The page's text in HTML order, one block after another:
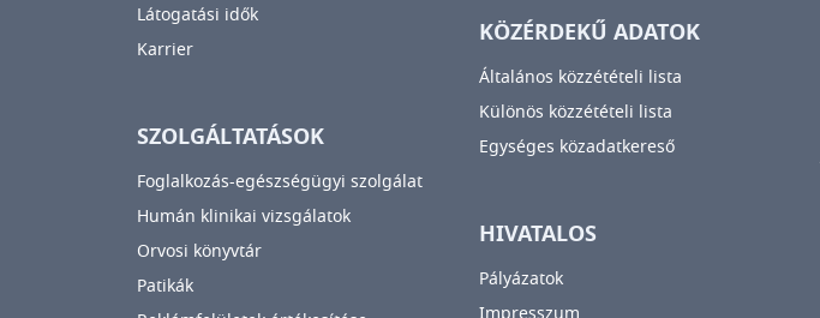
Látogatási idők
Karrier
SZOLGÁLTATÁSOK
Foglalkozás-egészségügyi szolgálat
Humán klinikai vizsgálatok
Orvosi könyvtár
Patikák
KÖZÉRDEKŰ ADATOK
Általános közzétételi lista
Különös közzétételi lista
Egységes közadatkereső
HIVATALOS
Pályázatok